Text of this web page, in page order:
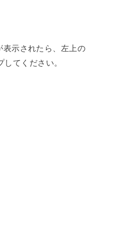
示されたら、左上の
してください。